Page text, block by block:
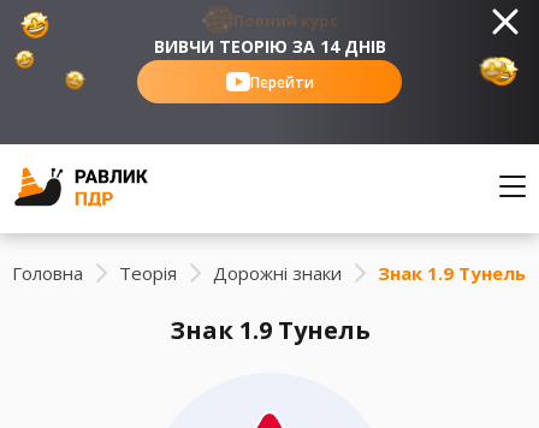
Повний курс
ВИВЧИ ТЕОРІЮ ЗА 14 ДНІВ
Перейти
Головна Теорія Дорожні знаки Знак 1.9 Тунель
Знак 1.9 Тунель